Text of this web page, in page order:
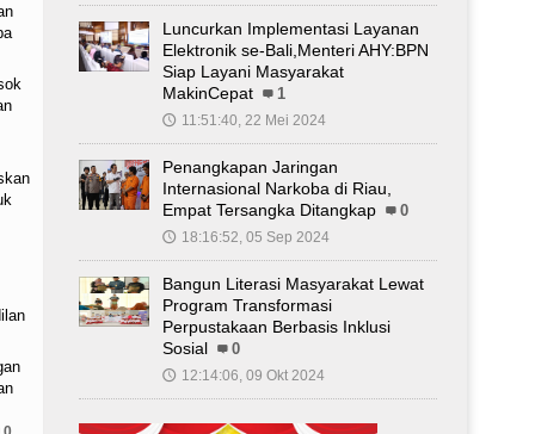
0
Luncurkan Implementasi Layanan
Elektronik se-Bali,Menteri AHY:BPN
Siap Layani Masyarakat
MakinCepat
1
🕔 11:51:40, 22 Mei 2024
Penangkapan Jaringan
Internasional Narkoba di Riau,
Empat Tersangka Ditangkap
0
🕔 18:16:52, 05 Sep 2024
Bangun Literasi Masyarakat Lewat
Program Transformasi
Perpustakaan Berbasis Inklusi
Sosial
0
🕔 12:14:06, 09 Okt 2024